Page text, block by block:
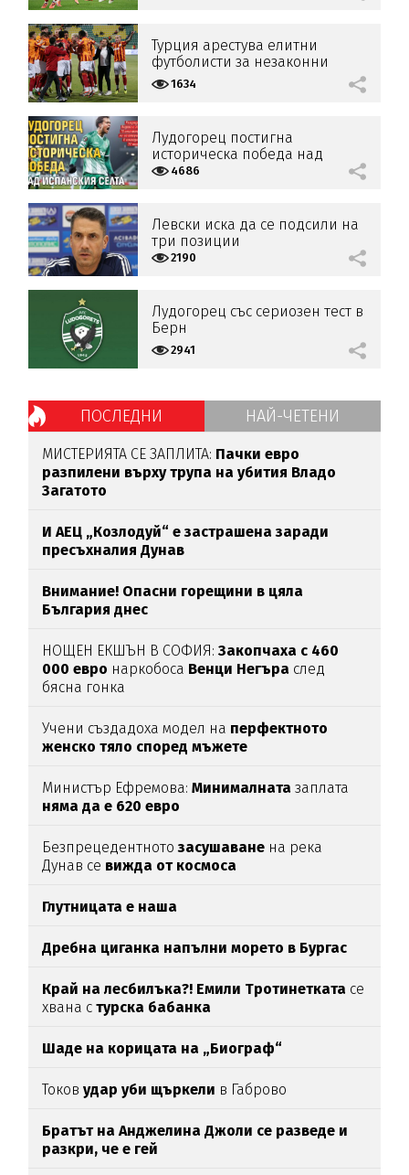
Турция арестува елитни
футболисти за незаконни
залагания
1634
Лудогорец постигна
историческа победа над
испанския Селта
4686
Левски иска да се подсили на
три позиции
2190
Лудогорец със сериозен тест в
Берн
2941
ПОСЛЕДНИ НАЙ-ЧЕТЕНИ
МИСТЕРИЯТА СЕ ЗАПЛИТА: Пачки евро
разпилени върху трупа на убития Владо
Загатото
И АЕЦ „Козлодуй“ е застрашена заради
пресъхналия Дунав
Внимание! Опасни горещини в цяла
България днес
НОЩЕН ЕКШЪН В СОФИЯ:Закопчаха с 460
000 евро наркобоса Венци Негъра след
бясна гонка
Учени създадоха модел на перфектното
женско тяло според мъжете
Министър Ефремова:Минималната заплата
няма да е 620 евро
Безпрецедентнотозасушаване на река
Дунав се вижда от космоса
Глутницата е наша
Дребна циганка напълни морето в Бургас
Край на лесбилъка?! Емили Тротинетката се
хвана с турска бабанка
Шаде на корицата на „Биограф“
Токовудар уби щъркели в Габрово
Братът на Анджелина Джоли се разведе и
разкри, че е гей